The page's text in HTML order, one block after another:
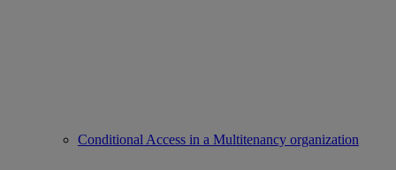
Conditional Access in a Multitenancy organization